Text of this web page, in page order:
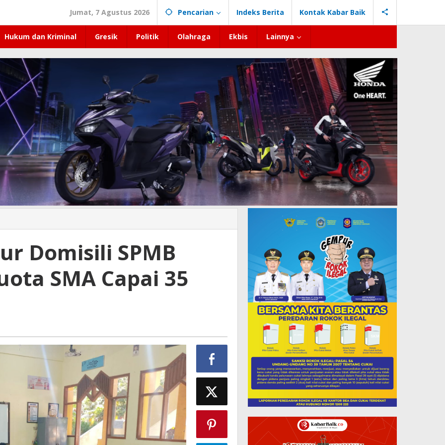
Jumat, 7 Agustus 2026 Pencarian Indeks Berita Kontak Kabar Baik
Hukum dan Kriminal Gresik Politik Olahraga Ekbis Lainnya
Domisili SPMB
SMA Capai 35